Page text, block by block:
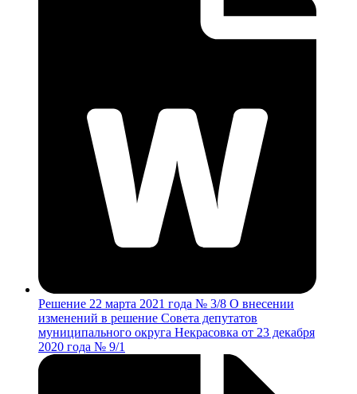
Решение 22 марта 2021 года № 3/8 О внесении
изменений в решение Совета депутатов
муниципального округа Некрасовка от 23 декабря
2020 года № 9/1